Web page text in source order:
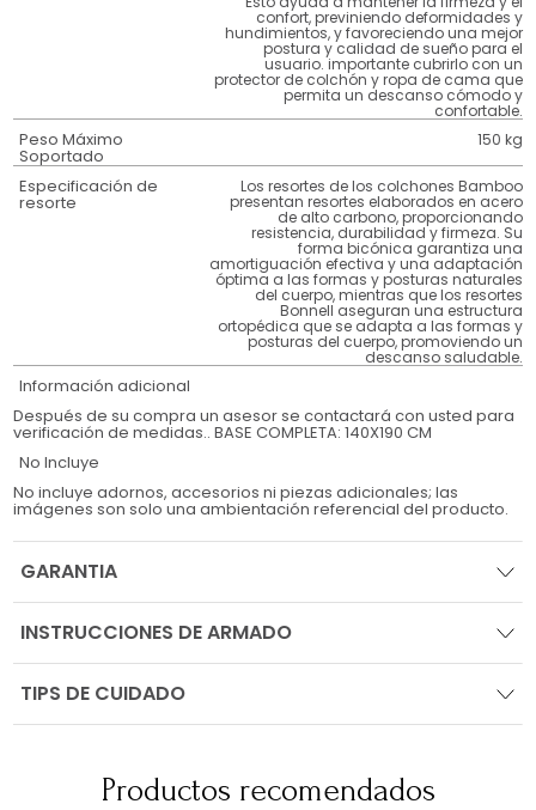
confort, previniendo deformidades y
hundimientos, y favoreciendo una mejor
postura y calidad de sueño para el
usuario. importante cubrirlo con un
protector de colchón y ropa de cama que
permita un descanso cómodo y
confortable.
Peso Máximo
Soportado
150 kg
Especificación de
resorte
Los resortes de los colchones Bamboo
presentan resortes elaborados en acero
de alto carbono, proporcionando
resistencia, durabilidad y firmeza. Su
forma bicónica garantiza una
amortiguación efectiva y una adaptación
óptima a las formas y posturas naturales
del cuerpo, mientras que los resortes
Bonnell aseguran una estructura
ortopédica que se adapta a las formas y
posturas del cuerpo, promoviendo un
descanso saludable.
Información adicional
Después de su compra un asesor se contactará con usted para
verificación de medidas.. BASE COMPLETA: 140X190 CM
No Incluye
No incluye adornos, accesorios ni piezas adicionales; las
imágenes son solo una ambientación referencial del producto.
GARANTIA
INSTRUCCIONES DE ARMADO
TIPS DE CUIDADO
Productos recomendados